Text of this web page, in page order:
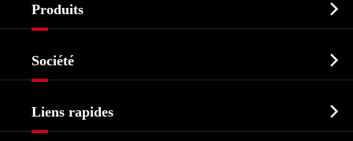
Produits 
Biochimique
Produits agrochimiques et intermédiaires
Société 
Liens rapides 